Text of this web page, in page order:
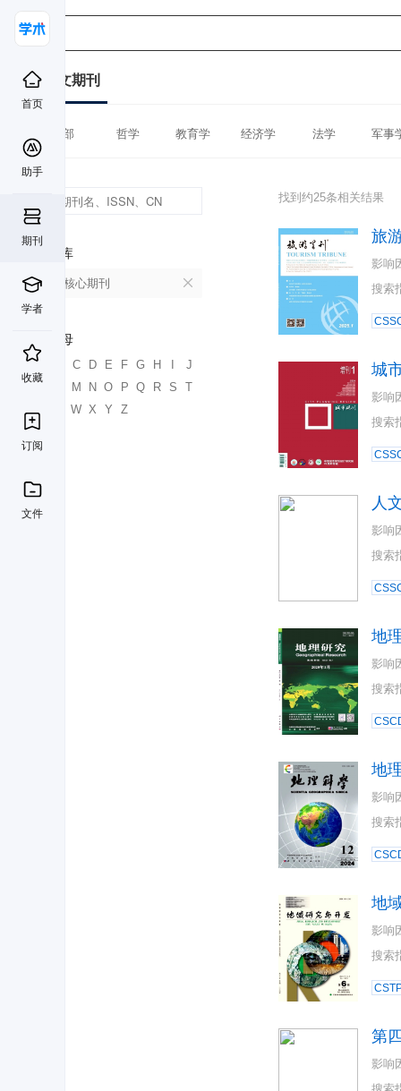
首页
助手
期刊
学者
收藏
订阅
文件
中文期刊
全部 哲学 教育学 经济学 法学 军事
数据库
北大核心期刊
首字母
C D E F G H
J
K
M N O P Q R S
T
W X Y Z
找到约25条相关结果
旅
影响
搜索
城
影响
搜索
人
影响
搜索
地
影响
搜索
地
影响
搜索
地
影响
搜索
第
影响